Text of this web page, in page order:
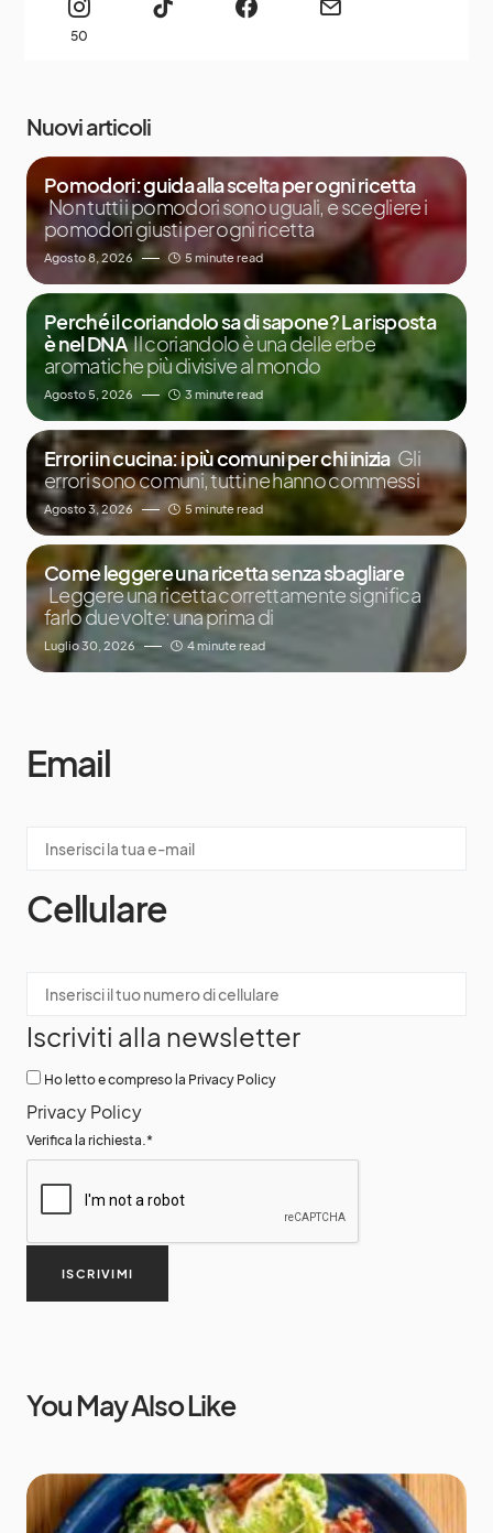
50
Nuovi articoli
Pomodori: guida alla scelta per ogni ricetta
Non tutti i pomodori sono uguali, e scegliere i
pomodori giusti per ogni ricetta
Agosto 8, 2026 5 minute read
Perché il coriandolo sa di sapone? La risposta
è nel DNA Il coriandolo è una delle erbe
aromatiche più divisive al mondo
Agosto 5, 2026 3 minute read
Errori in cucina: i più comuni per chi inizia Gli
errori sono comuni, tutti ne hanno commessi
Agosto 3, 2026 5 minute read
Come leggere una ricetta senza sbagliare
Leggere una ricetta correttamente significa
farlo due volte: una prima di
Luglio 30, 2026 4 minute read
Email
Cellulare
Iscriviti alla newsletter
Ho letto e compreso la Privacy Policy
Privacy Policy
Verifica la richiesta.*
ISCRIVIMI
You May Also Like